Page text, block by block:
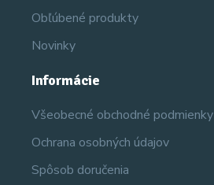
Obľúbené produkty
Novinky
Informácie
Všeobecné obchodné podmienky
Ochrana osobných údajov
Spôsob doručenia